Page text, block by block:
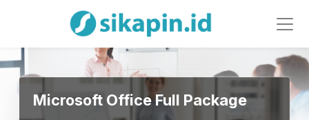
Microsoft Office Full Package